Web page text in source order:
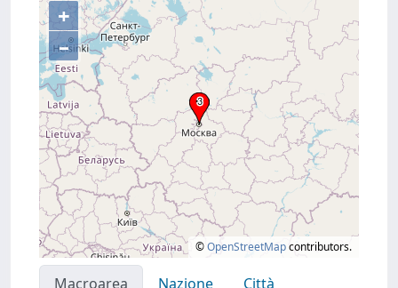
+
–
©OpenStreetMapcontributors.
Macroarea Nazione
Città